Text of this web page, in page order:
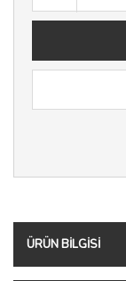
ÜRÜN BILGISI